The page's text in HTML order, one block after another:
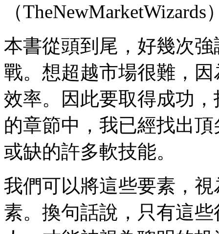
（TheNewMarketWizards
本書從頭到尾，好幾次
戰。想超越市場很難，
效率。因此要取得成功
的章節中，我已經找出
或缺的許多軟技能。
我們可以將這些要素，
素。換句話說，只有這